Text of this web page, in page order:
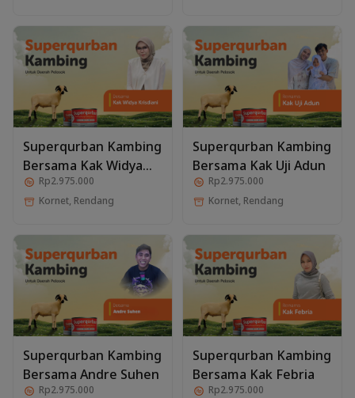
Superqurban Kambing
Bersama Kak Widya
Krisdiani
Rp2.975.000
Kornet, Rendang
Superqurban Kambing
Bersama Kak Uji Adun
Rp2.975.000
Kornet, Rendang
Superqurban Kambing
Bersama Andre Suhen
Rp2.975.000
Superqurban Kambing
Bersama Kak Febria
Rp2.975.000